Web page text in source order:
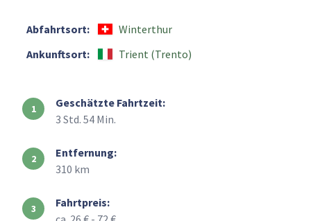
Abfahrtsort:
Winterthur
Ankunftsort:
Trient (Trento)
Geschätzte Fahrtzeit:
3 Std. 54 Min.
Entfernung:
310 km
Fahrtpreis: